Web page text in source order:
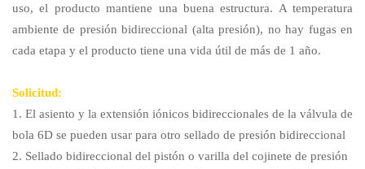
uso, el producto mantiene una buena estructura. A temperatura
ambiente de presión bidireccional (alta presión), no hay fugas en
cada etapa y el producto tiene una vida útil de más de 1 año.
Solicitud:
1. El asiento y la extensión iónicos bidireccionales de la válvula de
bola 6D se pueden usar para otro sellado de presión bidireccional
2. Sellado bidireccional del pistón o varilla del cojinete de presión